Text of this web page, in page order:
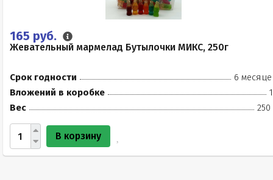
165 руб.
Жевательный мармелад Бутылочки МИКС, 250г
Срок годности
6
Вложений в коробке
Вес
250
В корзину